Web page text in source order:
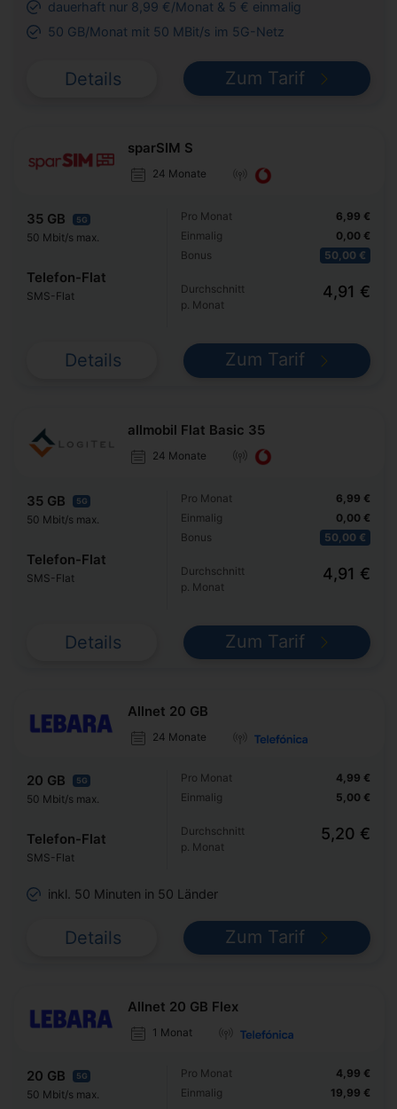
dauerhaft nur 8,99 €/Monat & 5 € einmalig
50 GB/Monat mit 50 MBit/s im 5G-Netz
Details Zum Tarif
sparSIM S
24 Monate
35 GB 5G
50 Mbit/s max.
Telefon-Flat
SMS-Flat
Pro Monat
Einmalig
Bonus
6,99 €
0,00 €
50,00 €
Durchschnitt
p. Monat
4,91 €
Details Zum Tarif
allmobil Flat Basic 35
24 Monate
35 GB 5G
50 Mbit/s max.
Telefon-Flat
SMS-Flat
Pro Monat
Einmalig
Bonus
6,99 €
0,00 €
50,00 €
Durchschnitt
p. Monat
4,91 €
Details Zum Tarif
Allnet 20 GB
24 Monate
20 GB 5G
50 Mbit/s max.
Telefon-Flat
SMS-Flat
Pro Monat
Einmalig
4,99 €
5,00 €
Durchschnitt
p. Monat
5,20 €
inkl. 50 Minuten in 50 Länder
Details Zum Tarif
Allnet 20 GB Flex
1 Monat
20 GB 5G
50 Mbit/s max.
Pro Monat
Einmalig
4,99 €
19,99 €